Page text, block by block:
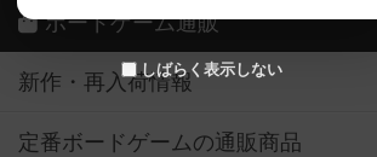
しばらく表示しない
ボードゲーム通販
新作・再入荷情報
定番ボードゲームの通販商品